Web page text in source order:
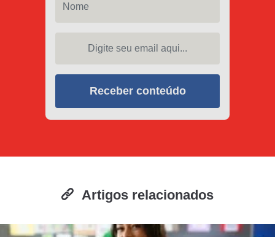
Receber conteúdo
Artigos relacionados